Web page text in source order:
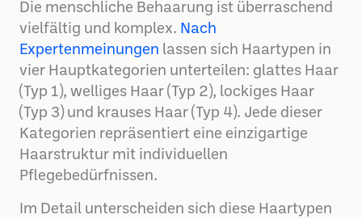
Die menschliche Behaarung ist überraschend
vielfältig und komplex. Nach
Expertenmeinungen lassen sich Haartypen in
vier Hauptkategorien unterteilen: glattes Haar
(Typ 1), welliges Haar (Typ 2), lockiges Haar
(Typ 3) und krauses Haar (Typ 4). Jede dieser
Kategorien repräsentiert eine einzigartige
Haarstruktur mit individuellen
Pflegebedürfnissen.
Im Detail unterscheiden sich diese Haartypen